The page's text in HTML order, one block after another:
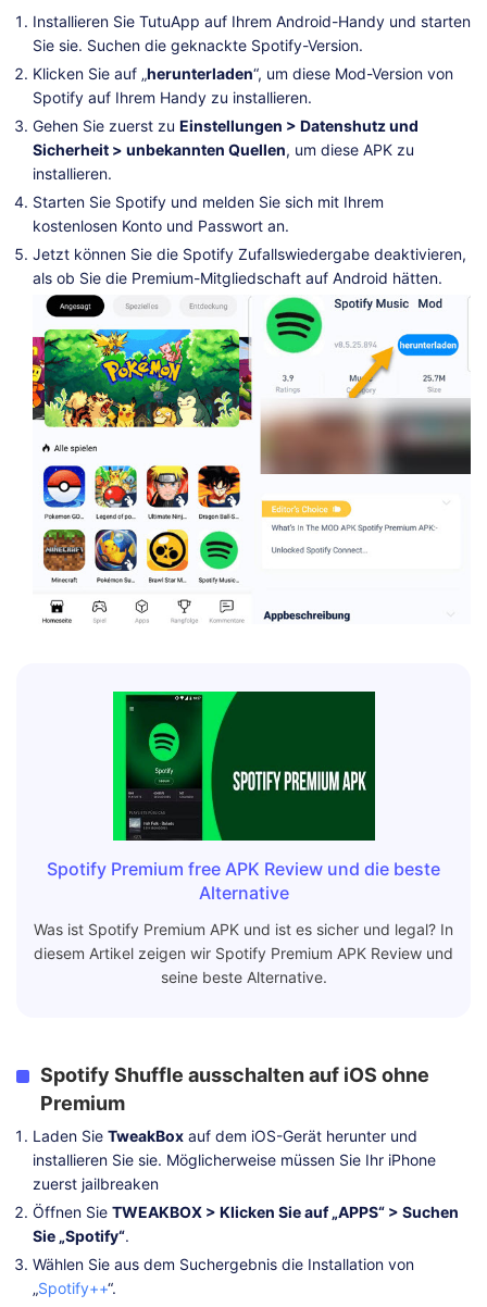
Installieren Sie TutuApp auf Ihrem Android-Handy und starten
Sie sie. Suchen die geknackte Spotify-Version.
Klicken Sie auf „herunterladen“, um diese Mod-Version von
Spotify auf Ihrem Handy zu installieren.
Gehen Sie zuerst zu Einstellungen > Datenshutz und
Sicherheit > unbekannten Quellen, um diese APK zu
installieren.
Starten Sie Spotify und melden Sie sich mit Ihrem
kostenlosen Konto und Passwort an.
Jetzt können Sie die Spotify Zufallswiedergabe deaktivieren,
als ob Sie die Premium-Mitgliedschaft auf Android hätten.
Spotify Premium free APK Review und die beste
Alternative
Was ist Spotify Premium APK und ist es sicher und legal? In
diesem Artikel zeigen wir Spotify Premium APK Review und
seine beste Alternative.
Spotify Shuffle ausschalten auf iOS ohne
Premium
Laden Sie TweakBox auf dem iOS-Gerät herunter und
installieren Sie sie. Möglicherweise müssen Sie Ihr iPhone
zuerst jailbreaken
Öffnen Sie TWEAKBOX > Klicken Sie auf „APPS“ > Suchen
Sie „Spotify“.
Wählen Sie aus dem Suchergebnis die Installation von
„Spotify++“.